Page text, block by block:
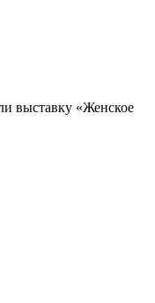
выставку «Женское